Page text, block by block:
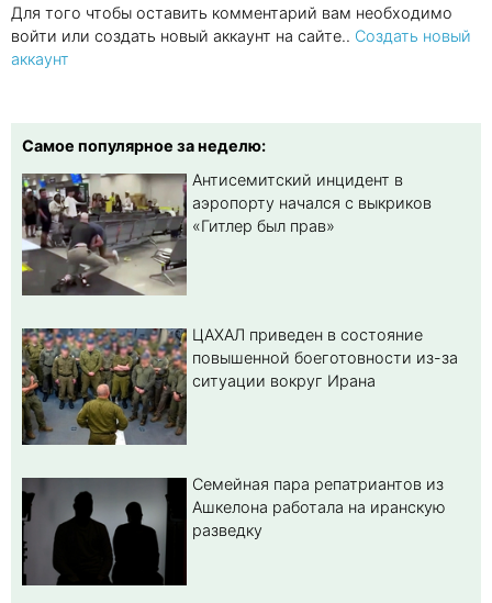
Для того чтобы оставить комментарий вам необходимо
войти или создать новый аккаунт на сайте.. Создать новый
аккаунт
Самое популярное за неделю:
Антисемитский инцидент в
аэропорту начался с выкриков
«Гитлер был прав»
ЦАХАЛ приведен в состояние
повышенной боеготовности из-за
ситуации вокруг Ирана
Семейная пара репатриантов из
Ашкелона работала на иранскую
разведку